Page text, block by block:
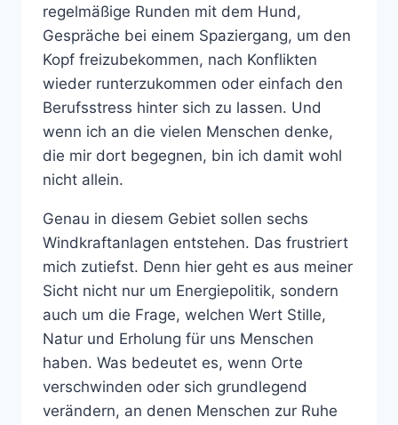
regelmäßige Runden mit dem Hund,
Gespräche bei einem Spaziergang, um den
Kopf freizubekommen, nach Konflikten
wieder runterzukommen oder einfach den
Berufsstress hinter sich zu lassen. Und
wenn ich an die vielen Menschen denke,
die mir dort begegnen, bin ich damit wohl
nicht allein.
Genau in diesem Gebiet sollen sechs
Windkraftanlagen entstehen. Das frustriert
mich zutiefst. Denn hier geht es aus meiner
Sicht nicht nur um Energiepolitik, sondern
auch um die Frage, welchen Wert Stille,
Natur und Erholung für uns Menschen
haben. Was bedeutet es, wenn Orte
verschwinden oder sich grundlegend
verändern, an denen Menschen zur Ruhe